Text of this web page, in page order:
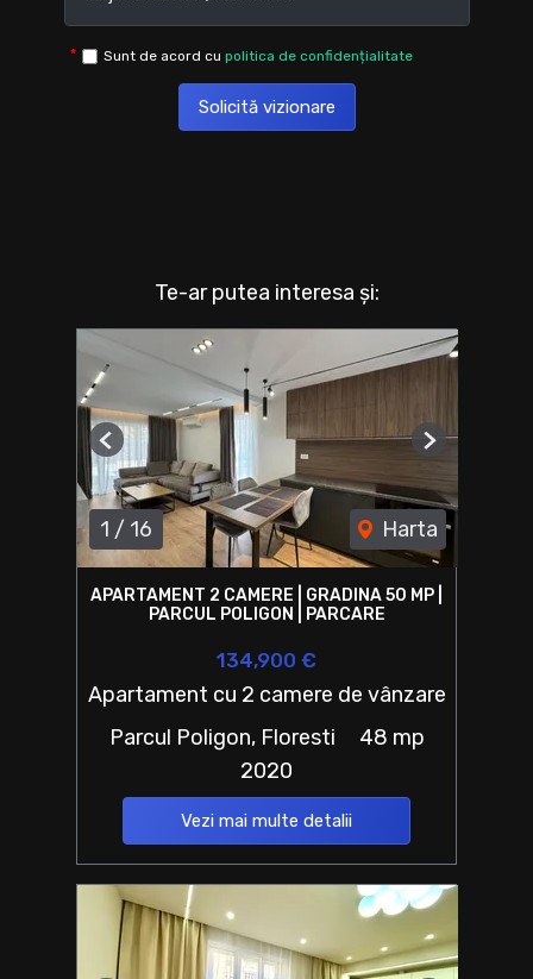
Sunt de acord cu politica de confidențialitate
Solicită vizionare
Te-ar putea interesa și:
1 / 16 Harta
Previous Next
APARTAMENT 2 CAMERE | GRADINA 50 MP |
PARCUL POLIGON | PARCARE
134,900 €
Apartament cu 2 camere de vânzare
Parcul Poligon, Floresti
48 mp
2020
Vezi mai multe detalii